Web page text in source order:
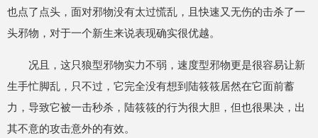
也点了点头，面对邪物没有太过慌乱，且快速又无伤的击杀了一
头邪物，对于一个新生来说表现确实很优越。
况且，这只狼型邪物实力不弱，速度型邪物更是很容易让新
生手忙脚乱，只不过，它完全没有想到陆筱筱居然在它面前蓄
力，导致它被一击秒杀，陆筱筱的行为很大胆，但也很果决，出
其不意的攻击意外的有效。